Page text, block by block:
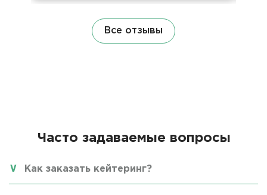
Все отзывы
Часто задаваемые вопросы
Как заказать кейтеринг?